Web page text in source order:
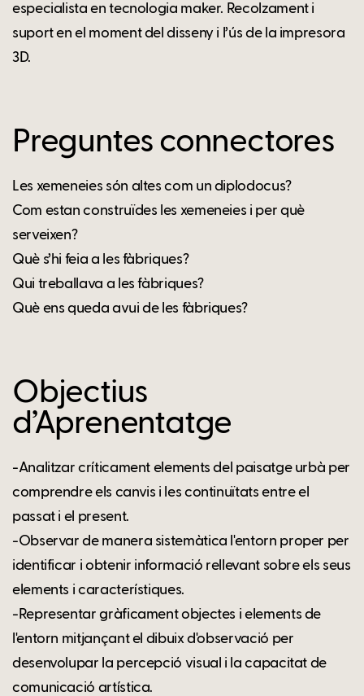
especialista en tecnologia maker. Recolzament i
suport en el moment del disseny i l’ús de la impresora
3D.
Preguntes connectores
Les xemeneies són altes com un diplodocus?
Com estan construïdes les xemeneies i per què
serveixen?
Què s’hi feia a les fàbriques?
Qui treballava a les fàbriques?
Què ens queda avui de les fàbriques?
Objectius
d’Aprenentatge
-Analitzar críticament elements del paisatge urbà per
comprendre els canvis i les continuïtats entre el
passat i el present.
-Observar de manera sistemàtica l'entorn proper per
identificar i obtenir informació rellevant sobre els seus
elements i característiques.
-Representar gràficament objectes i elements de
l'entorn mitjançant el dibuix d'observació per
desenvolupar la percepció visual i la capacitat de
comunicació artística.